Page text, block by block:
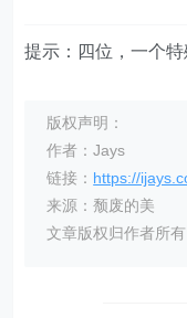
提示：四位，一个特
版权声明：
作者：Jays
链接： https://
来源：颓废的美
文章版权归作者所